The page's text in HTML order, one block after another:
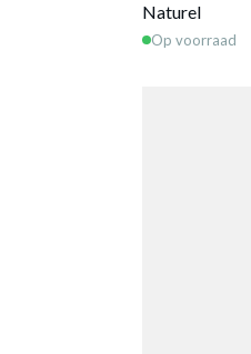
Naturel
Op voorraad